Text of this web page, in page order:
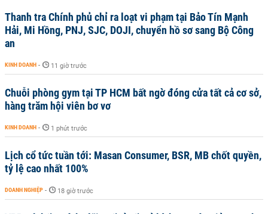
Thanh tra Chính phủ chỉ ra loạt vi phạm tại Bảo Tín Mạnh
Hải, Mi Hồng, PNJ, SJC, DOJI, chuyển hồ sơ sang Bộ Công
an
KINH DOANH - 11 giờ trước
Chuỗi phòng gym tại TP HCM bất ngờ đóng cửa tất cả cơ sở,
hàng trăm hội viên bơ vơ
KINH DOANH - 1 phút trước
Lịch cổ tức tuần tới: Masan Consumer, BSR, MB chốt quyền,
tỷ lệ cao nhất 100%
DOANH NGHIỆP - 18 giờ trước